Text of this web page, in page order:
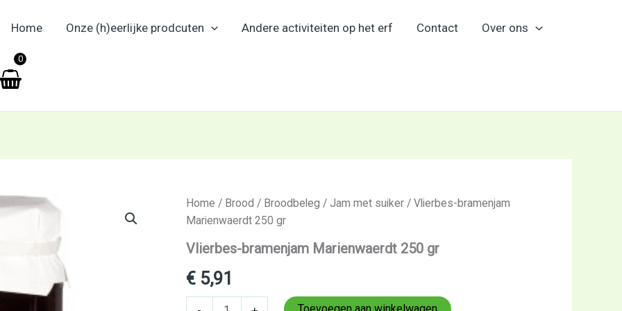
Home Onze (h)eerlijke prodcuten Andere activiteiten op het erf Contact Over ons
0
Home / Brood / Broodbeleg / Jam met suiker/ Vlierbes-bramenjam
Marienwaerdt 250 gr
Vlierbes-bramenjam Marienwaerdt 250 gr
€5,91
Vlierbes-
bramenjam
250
gr
aantal